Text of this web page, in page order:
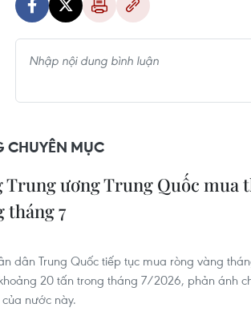
CHUYÊN MỤC
Trung ương Trung Quốc mua
tháng 7
dân Trung Quốc tiếp tục mua ròng vàng
20 tấn trong tháng 7/2026, phản ánh
nước này.